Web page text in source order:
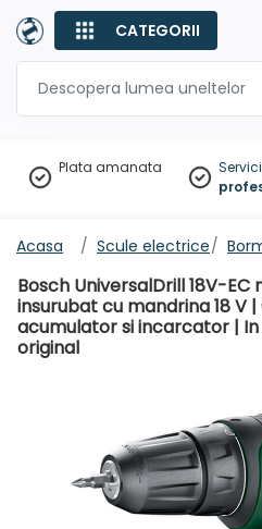
CATEGORII
Plata amanata
Acasa Scule electrice
Bosch UniversalDrill 18V-
insurubat cu mandrina 18 V
acumulator si incarcator |
original